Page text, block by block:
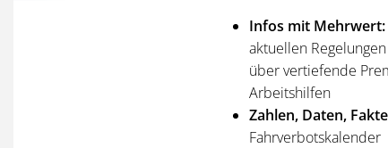
Infos mit Mehrwert:
aktuellen
über vertiefende
Arbeitshilfen
Zahlen, Daten,
Fahrverbotskalender